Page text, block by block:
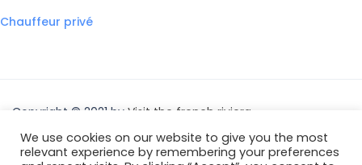
Chauffeur privé
Copyright © 2021 by Visit the french riviera
We use cookies on our website to give you the most
relevant experience by remembering your preferences